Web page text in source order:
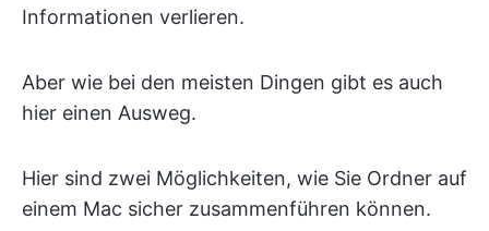
Informationen verlieren.
Aber wie bei den meisten Dingen gibt es auch
hier einen Ausweg.
Hier sind zwei Möglichkeiten, wie Sie Ordner auf
einem Mac sicher zusammenführen können.